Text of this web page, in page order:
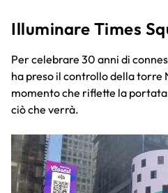
Illuminare Times
Per celebrare 30 anni di
ha preso il controllo della torre
momento che riflette la
ciò che verrà.